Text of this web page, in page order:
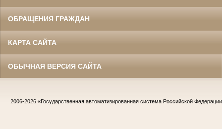
ОБРАЩЕНИЯ ГРАЖДАН
КАРТА САЙТА
ОБЫЧНАЯ ВЕРСИЯ САЙТА
2006-2026 «Государственная автоматизированная система Российской